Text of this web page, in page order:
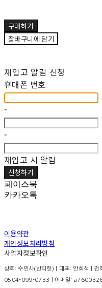
구매하기
장바구니에 담기
재입고 알림 신청
휴대폰 번호
-
-
재입고 시 알림
신청하기
페이스북
카카오톡
이용약관
개인정보처리방침
사업자정보확인
상호: 수민사(반티핫) | 대표: 안희석
0504-099-0733 | 이메일: